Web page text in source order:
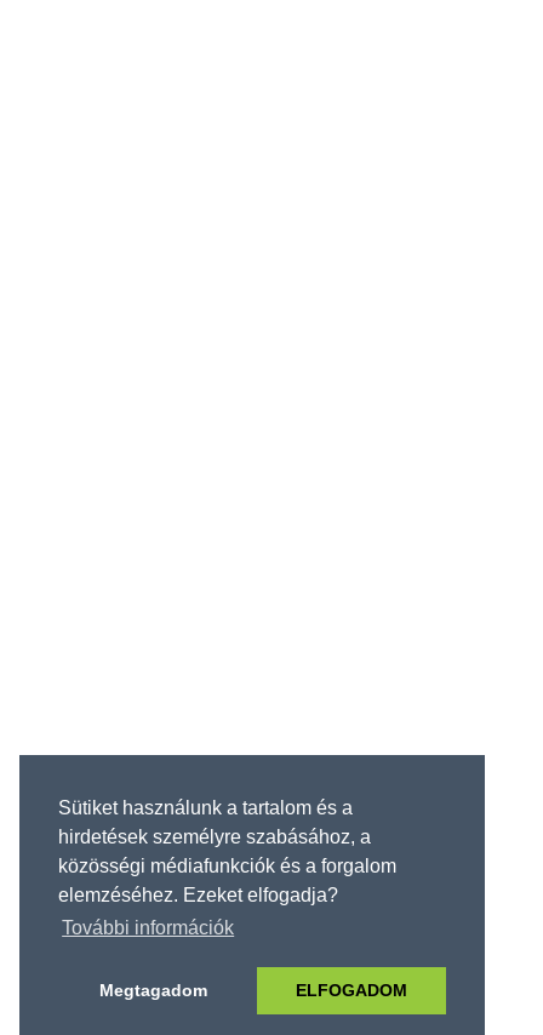
Sütiket használunk a tartalom és a
hirdetések személyre szabásához, a
közösségi médiafunkciók és a forgalom
elemzéséhez. Ezeket elfogadja?
További információk
Megtagadom ELFOGADOM